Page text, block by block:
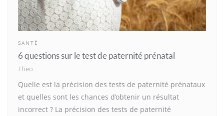
SANTÉ
6 questions sur le test de paternité prénatal
Theo
Quelle est la précision des tests de paternité prénataux
et quelles sont les chances d’obtenir un résultat
incorrect ? La précision des tests de paternité